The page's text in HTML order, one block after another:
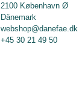
2100 København Ø
Dänemark
webshop@danefae.dk
+45 30 21 49 50